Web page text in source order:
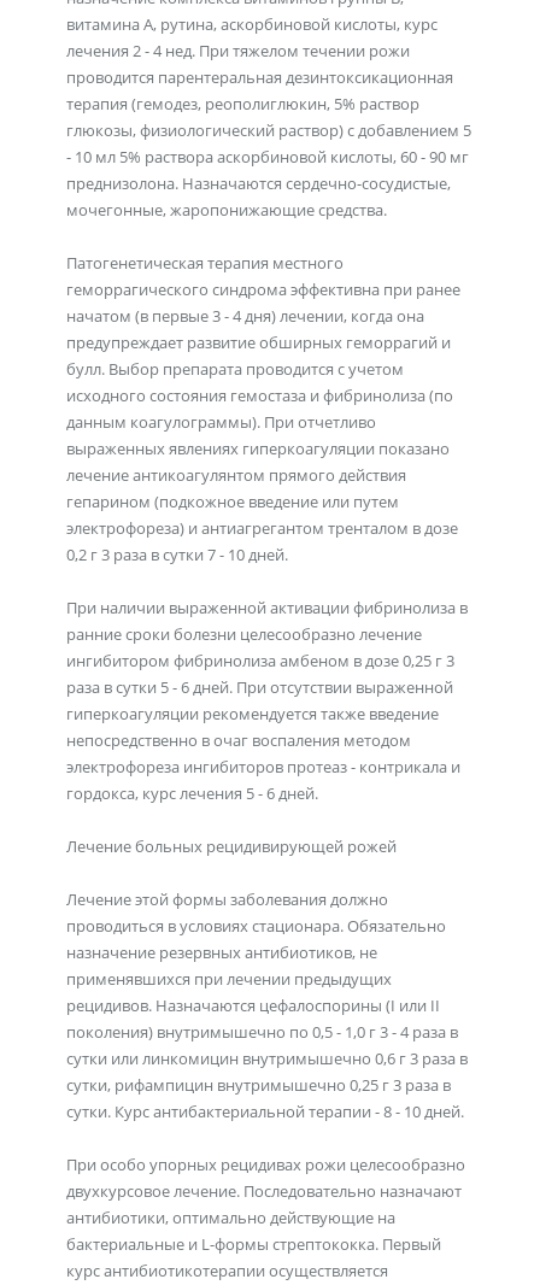
витамина А, рутина, аскорбиновой кислоты, курс
лечения 2 - 4 нед. При тяжелом течении рожи
проводится парентеральная дезинтоксикационная
терапия (гемодез, реополиглюкин, 5% раствор
глюкозы, физиологический раствор) с добавлением 5
- 10 мл 5% раствора аскорбиновой кислоты, 60 - 90 мг
преднизолона. Назначаются сердечно-сосудистые,
мочегонные, жаропонижающие средства.
Патогенетическая терапия местного
геморрагического синдрома эффективна при ранее
начатом (в первые 3 - 4 дня) лечении, когда она
предупреждает развитие обширных геморрагий и
булл. Выбор препарата проводится с учетом
исходного состояния гемостаза и фибринолиза (по
данным коагулограммы). При отчетливо
выраженных явлениях гиперкоагуляции показано
лечение антикоагулянтом прямого действия
гепарином (подкожное введение или путем
электрофореза) и антиагрегантом тренталом в дозе
0,2 г 3 раза в сутки 7 - 10 дней.
При наличии выраженной активации фибринолиза в
ранние сроки болезни целесообразно лечение
ингибитором фибринолиза амбеном в дозе 0,25 г 3
раза в сутки 5 - 6 дней. При отсутствии выраженной
гиперкоагуляции рекомендуется также введение
непосредственно в очаг воспаления методом
электрофореза ингибиторов протеаз - контрикала и
гордокса, курс лечения 5 - 6 дней.
Лечение больных рецидивирующей рожей
Лечение этой формы заболевания должно
проводиться в условиях стационара. Обязательно
назначение резервных антибиотиков, не
применявшихся при лечении предыдущих
рецидивов. Назначаются цефалоспорины (I или II
поколения) внутримышечно по 0,5 - 1,0 г 3 - 4 раза в
сутки или линкомицин внутримышечно 0,6 г 3 раза в
сутки, рифампицин внутримышечно 0,25 г 3 раза в
сутки. Курс антибактериальной терапии - 8 - 10 дней.
При особо упорных рецидивах рожи целесообразно
двухкурсовое лечение. Последовательно назначают
антибиотики, оптимально действующие на
бактериальные и L-формы стрептококка. Первый
курс антибиотикотерапии осуществляется